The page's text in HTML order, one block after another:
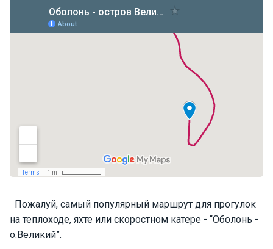
Пожалуй, самый популярный маршрут для прогулок
на теплоходе, яхте или скоростном катере - “Оболонь -
о.Великий”.
а
с
н